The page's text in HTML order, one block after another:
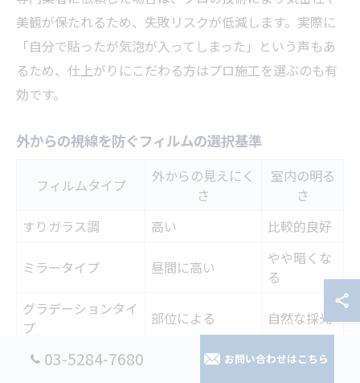
美観が保たれるため、失敗リスクが低減します。実際に
「自分で貼ったが気泡が入ってしまった」という声もあ
るため、仕上がりにこだわる方はプロ施工を選ぶのも有
効です。
外からの視線を防ぐフィルムの選択基準
フィルムタイプ
外からの見えにく
さ
室内の明る
さ
すりガラス調
高い 比較的良好
ミラータイプ 昼間に高い
やや暗くな
る
グラデーションタイ
プ
部位による 自然な採光
世田谷区の住宅では、隣家や道路からの視線が気になる
03-5284-7680 お問い合わせはこちら